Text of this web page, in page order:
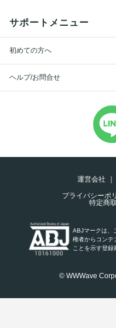
サポートメニュー
初めての方へ
ヘルプ/お問合せ
運営会社
プライバシーポ
特定商
ABJマークは、
権者からコンテ
ことを示す登録
© WWWave